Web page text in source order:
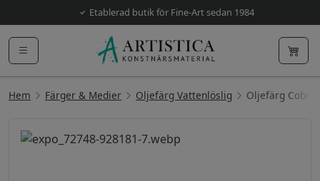
Etablerad butik för Fine-Art sedan 1984
Hem Färger & Medier Oljefärg Vattenlöslig Oljefärg Cobra